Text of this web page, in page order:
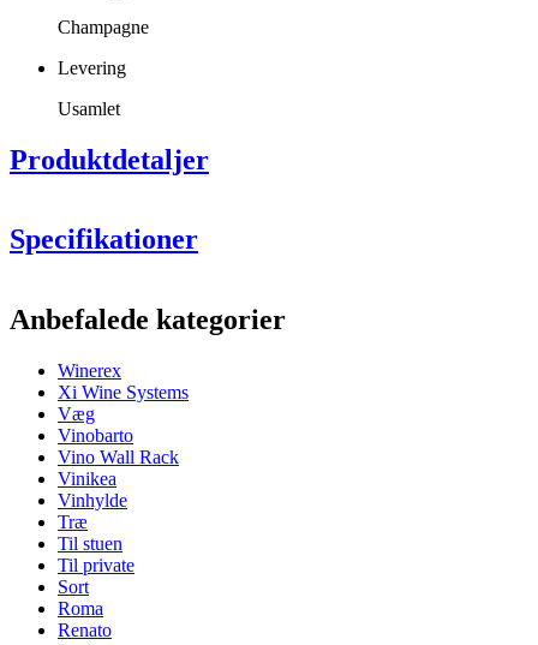
Champagne
Levering
Usamlet
Produktdetaljer
Specifikationer
ProduktnummerHX2091
Generelt
Levering
PlaceringGulv
ModelWINEREX2091
Modulær
Flasker
Antal flasker (Bordeaux)
Flasketype
Dimensioner (BxHxD cm)
Anbefalede kategorier
Winerex
Xi Wine Systems
Væg
Vinobarto
Vino Wall Rack
Vinikea
Vinhylde
Træ
Til stuen
Til private
Sort
Roma
Renato